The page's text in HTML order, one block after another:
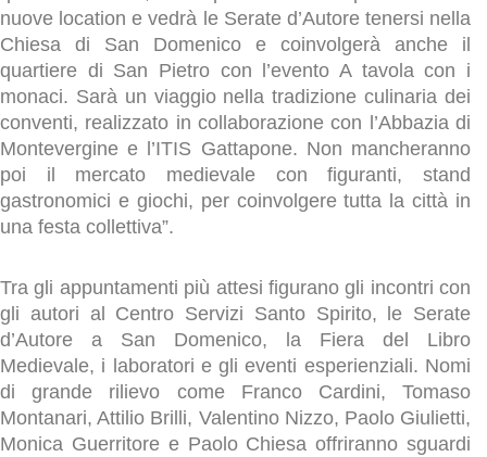
nuove location e vedrà le Serate d’Autore tenersi nella
Chiesa di San Domenico e coinvolgerà anche il
quartiere di San Pietro con l’evento A tavola con i
monaci. Sarà un viaggio nella tradizione culinaria dei
conventi, realizzato in collaborazione con l’Abbazia di
Montevergine e l’ITIS Gattapone. Non mancheranno
poi il mercato medievale con figuranti, stand
gastronomici e giochi, per coinvolgere tutta la città in
una festa collettiva”.
Tra gli appuntamenti più attesi figurano gli incontri con
gli autori al Centro Servizi Santo Spirito, le Serate
d’Autore a San Domenico, la Fiera del Libro
Medievale, i laboratori e gli eventi esperienziali. Nomi
di grande rilievo come Franco Cardini, Tomaso
Montanari, Attilio Brilli, Valentino Nizzo, Paolo Giulietti,
Monica Guerritore e Paolo Chiesa offriranno sguardi